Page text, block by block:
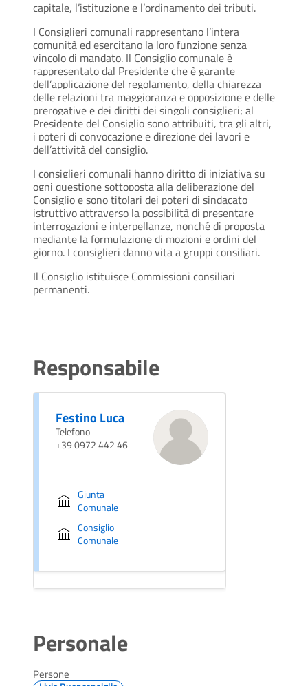
capitale, l’istituzione e l’ordinamento dei tributi.
I Consiglieri comunali rappresentano l’intera
comunità ed esercitano la loro funzione senza
vincolo di mandato. Il Consiglio comunale è
rappresentato dal Presidente che è garante
dell’applicazione del regolamento, della chiarezza
delle relazioni tra maggioranza e opposizione e delle
prerogative e dei diritti dei singoli consiglieri; al
Presidente del Consiglio sono attribuiti, tra gli altri,
i poteri di convocazione e direzione dei lavori e
dell’attività del consiglio.
I consiglieri comunali hanno diritto di iniziativa su
ogni questione sottoposta alla deliberazione del
Consiglio e sono titolari dei poteri di sindacato
istruttivo attraverso la possibilità di presentare
interrogazioni e interpellanze, nonché di proposta
mediante la formulazione di mozioni e ordini del
giorno. I consiglieri danno vita a gruppi consiliari.
Il Consiglio istituisce Commissioni consiliari
permanenti.
Responsabile
Festino Luca
Telefono
+39 0972 442 46
Giunta
Comunale
Consiglio
Comunale
Personale
Persone